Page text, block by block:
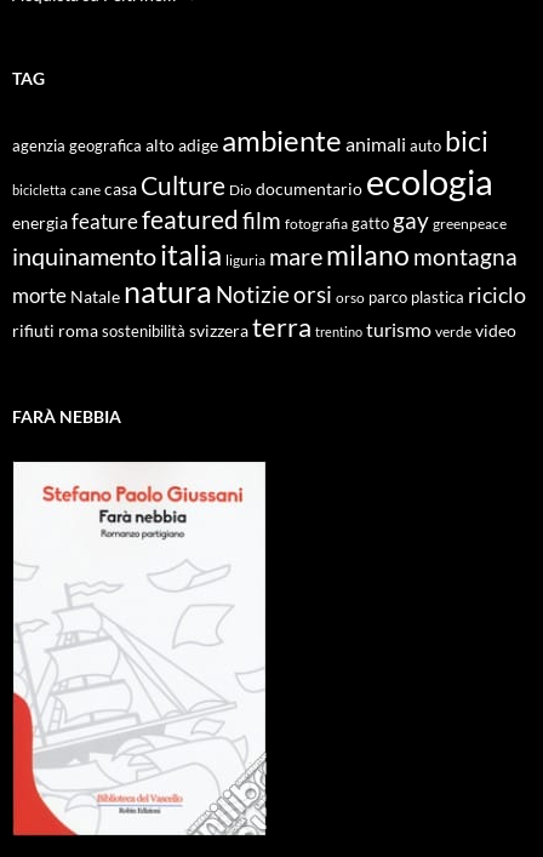
TAG
agenzia geografica alto adige ambiente animali auto bici
bicicletta cane casa Culture Dio documentario ecologia
energiafeaturefeaturedfilm fotografia gatto gay greenpeace
inquinamentoitalia liguria maremilano montagna
morte Natale natura Notizieorsi orso parco plastica riciclo
rifiuti roma sostenibilità svizzeraterra trentino turismo verde video
FARÀ NEBBIA